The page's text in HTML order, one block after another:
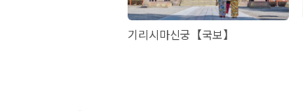
기리시마신궁【국보】